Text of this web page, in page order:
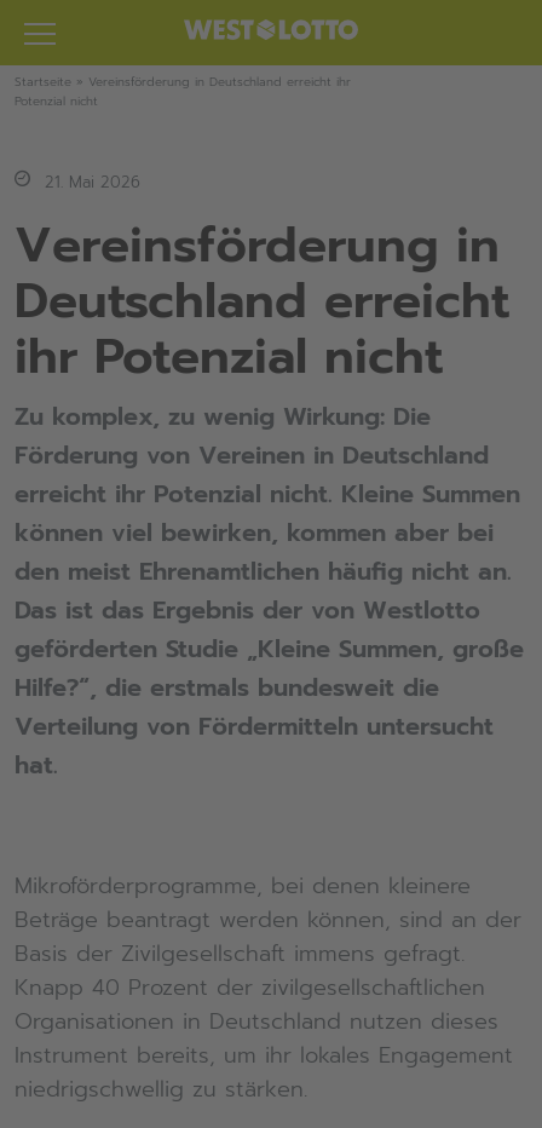
Zum
Inhalt
springen
Startseite » Vereinsförderung in Deutschland erreicht ihr
Potenzial nicht
21. Mai 2026
Vereinsförderung in
Deutschland erreicht
ihr Potenzial nicht
Zu komplex, zu wenig Wirkung: Die
Förderung von Vereinen in Deutschland
erreicht ihr Potenzial nicht. Kleine Summen
können viel bewirken, kommen aber bei
den meist Ehrenamtlichen häufig nicht an.
Das ist das Ergebnis der von Westlotto
geförderten Studie „Kleine Summen, große
Hilfe?“, die erstmals bundesweit die
Verteilung von Fördermitteln untersucht
hat.
Mikroförderprogramme, bei denen kleinere
Beträge beantragt werden können, sind an der
Basis der Zivilgesellschaft immens gefragt.
Knapp 40 Prozent der zivilgesellschaftlichen
Organisationen in Deutschland nutzen dieses
Instrument bereits, um ihr lokales Engagement
niedrigschwellig zu stärken.